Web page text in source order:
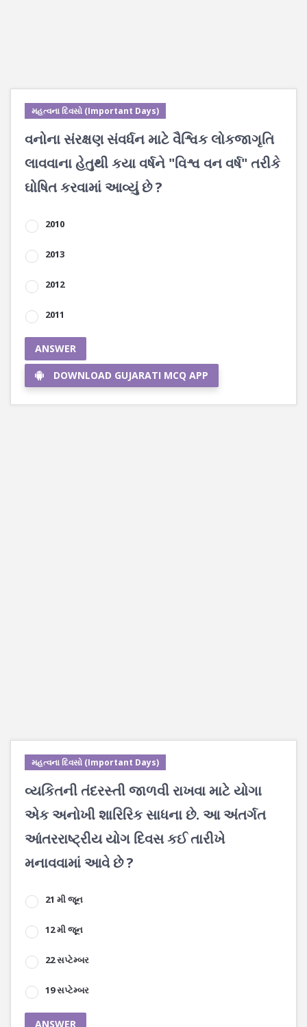
મહત્વના દિવસો (Important Days)
વનોના સંરક્ષણ સંવર્ધન માટે વૈશ્વિક લોકજાગૃતિ
લાવવાના હેતુથી કયા વર્ષને "વિશ્વ વન વર્ષ" તરીકે
ઘોષિત કરવામાં આવ્યું છે ?
2010
2013
2012
2011
ANSWER
DOWNLOAD GUJARATI MCQ APP
મહત્વના દિવસો (Important Days)
વ્યકિતની તંદરસ્તી જાળવી રાખવા માટે યોગા
એક અનોખી શારિરિક સાધના છે. આ અંતર્ગત
આંતરરાષ્ટ્રીય યોગ દિવસ કઈ તારીખે
મનાવવામાં આવે છે ?
21 મી જૂન
12 મી જૂન
22 સપ્ટેમ્બર
19 સપ્ટેમ્બર
ANSWER